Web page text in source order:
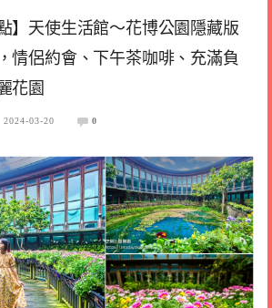
】天使生活館～花博公園隱藏版
情侶約會、下午茶咖啡、充滿負
花園
2024-03-20 0